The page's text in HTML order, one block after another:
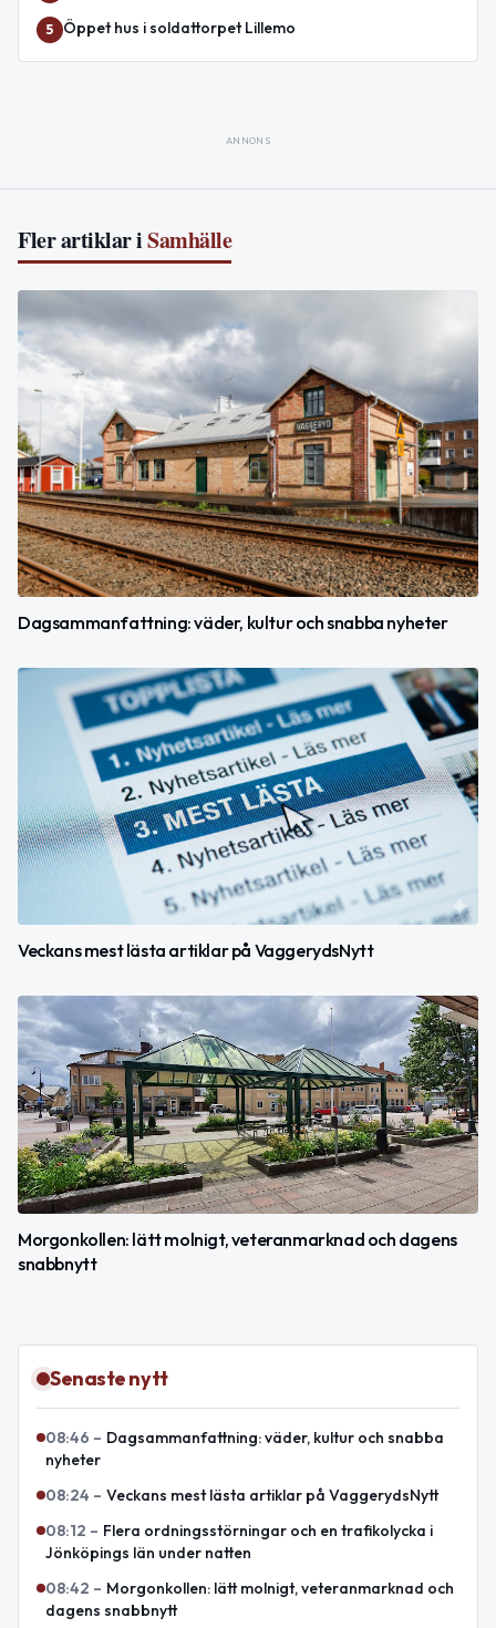
5 Öppet hus i soldattorpet Lillemo
ANNONS
Fler artiklar iSamhälle
Dagsammanfattning: väder, kultur och snabba nyheter
Veckans mest lästa artiklar på VaggerydsNytt
Morgonkollen: lätt molnigt, veteranmarknad och dagens
snabbnytt
Senaste nytt
08:46 – Dagsammanfattning: väder, kultur och snabba
nyheter
08:24 – Veckans mest lästa artiklar på VaggerydsNytt
08:12 – Flera ordningsstörningar och en trafikolycka i
Jönköpings län under natten
08:42 – Morgonkollen: lätt molnigt, veteranmarknad och
dagens snabbnytt